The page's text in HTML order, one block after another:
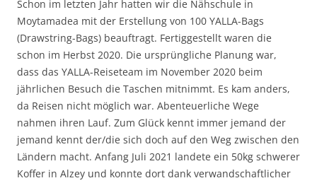
Schon im letzten Jahr hatten wir die Nähschule in
Moytamadea mit der Erstellung von 100 YALLA-Bags
(Drawstring-Bags) beauftragt. Fertiggestellt waren die
schon im Herbst 2020. Die ursprüngliche Planung war,
dass das YALLA-Reiseteam im November 2020 beim
jährlichen Besuch die Taschen mitnimmt. Es kam anders,
da Reisen nicht möglich war. Abenteuerliche Wege
nahmen ihren Lauf. Zum Glück kennt immer jemand der
jemand kennt der/die sich doch auf den Weg zwischen den
Ländern macht. Anfang Juli 2021 landete ein 50kg schwerer
Koffer in Alzey und konnte dort dank verwandschaftlicher